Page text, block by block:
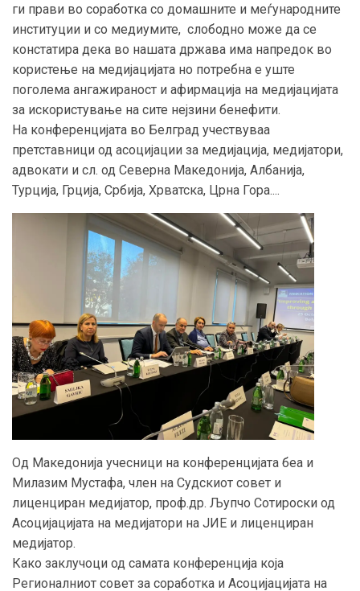
ги прави во соработка со домашните и меѓународните
институции и со медиумите, слободно може да се
констатира дека во нашата држава има напредок во
користење на медијацијата но потребна е уште
поголема ангажираност и афирмација на медијацијата
за искористување на сите нејзини бенефити.
На конференцијата во Белград учествуваа
претставници од асоцијации за медијација, медијатори,
адвокати и сл. од Северна Македонија, Албанија,
Турција, Грција, Србија, Хрватска, Црна Гора....
Од Македонија учесници на конференцијата беа и
Милазим Мустафа, член на Судскиот совет и
лиценциран медијатор, проф.др. Љупчо Сотироски од
Асоцијацијата на медијатори на ЈИЕ и лиценциран
медијатор.
Како заклучоци од самата конференција која
Регионалниот совет за соработка и Асоцијацијата на